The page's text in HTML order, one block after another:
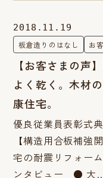
2018.11.19
板倉造りのはなし お
【お客さまの声
よく乾く。木材
康住宅。
優良従業員表彰式
【構造用合板補
宅の耐震リフォー
ンタビュー ● 大